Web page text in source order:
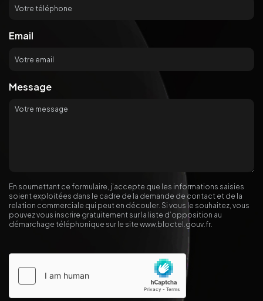
Email
Message
En soumettant ce formulaire, j'accepte que les informations saisies
soient exploitées dans le cadre de la demande de contact et de la
relation commerciale qui peut en découler. Si vous le souhaitez, vous
pouvez vous inscrire gratuitement sur la liste d’opposition au
démarchage téléphonique sur le site www.bloctel.gouv.fr.